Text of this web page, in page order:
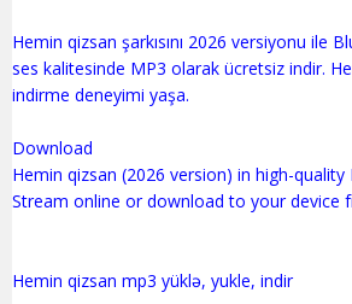
Hemin qizsan şarkısını 2026 versiyonu ile
ses kalitesinde MP3 olarak ücretsiz indir.
indirme deneyimi yaşa.
Download
Hemin qizsan (2026 version) in high-
Stream online or download to your device